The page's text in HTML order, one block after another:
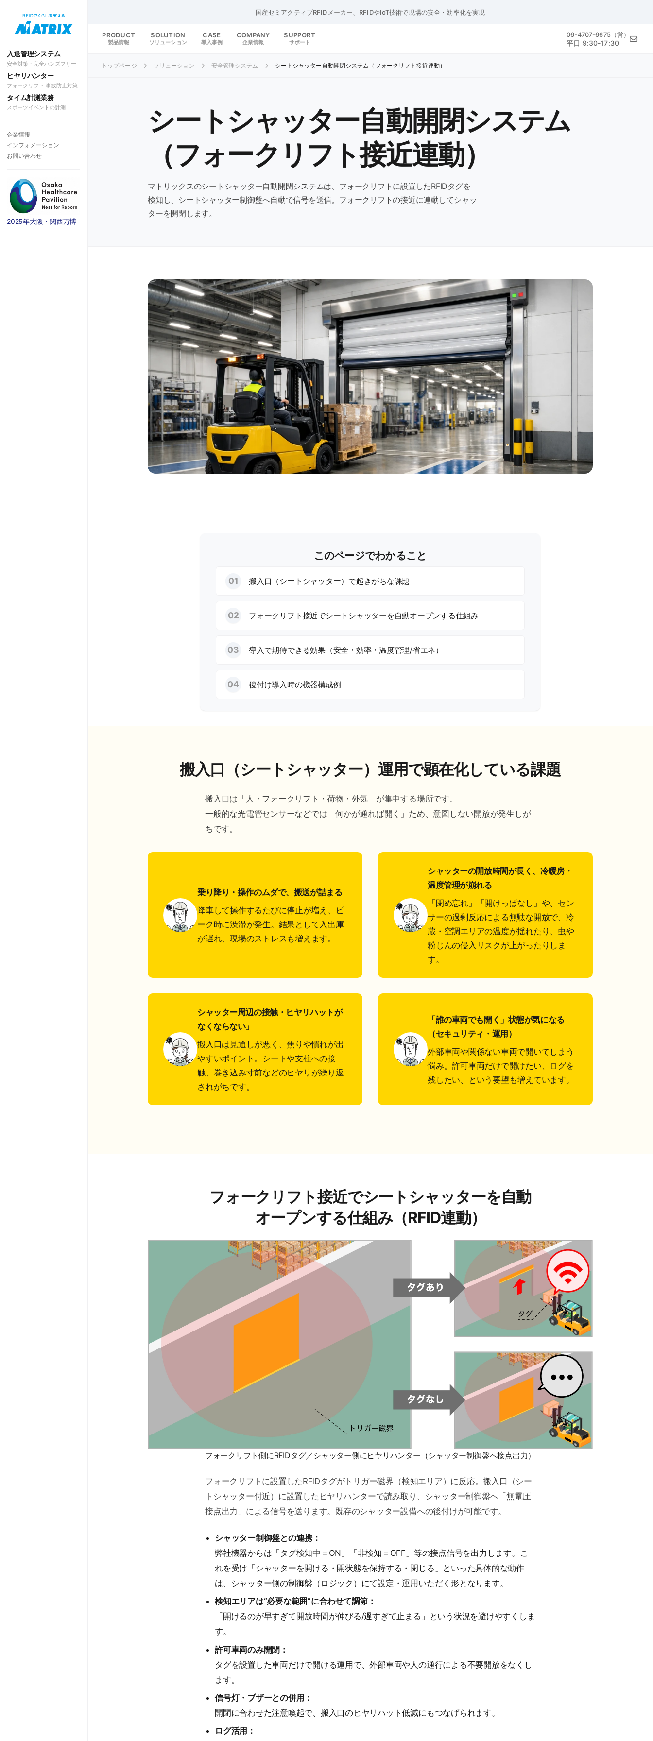
入退管理システム
安全対策・完全ハンズフリー
ヒヤリハンター
フォークリフト 事故防止対策
タイム計測業務
スポーツイベントの計測
企業情報
インフォメーション
お問い合わせ
2025年大阪・関西万博
国産セミアクティブRFIDメーカー、RFIDやIoT技術で現場の安全・効率化を実現
PRODUCT
製品情報
SOLUTION
ソリューション
CASE
導入事例
COMPANY
企業情報
SUPPORT
サポート
06-4707-6675（営）
平日 9:30-17:30
トップページ ソリューション 安全管理システム シートシャッター自動開閉システム（フォークリフト接近連動）
シートシャッター自動開閉システム
（フォークリフト接近連動）
マトリックスのシートシャッター自動開閉システムは、フォークリフトに設置したRFIDタグを
検知し、シートシャッター制御盤へ自動で信号を送信。フォークリフトの接近に連動してシャッ
ターを開閉します。
このページでわかること
搬入口（シートシャッター）で起きがちな課題
フォークリフト接近でシートシャッターを自動オープンする仕組み
導入で期待できる効果（安全・効率・温度管理/省エネ）
後付け導入時の機器構成例
搬入口（シートシャッター）運用で顕在化している課題
搬入口は「人・フォークリフト・荷物・外気」が集中する場所です。
一般的な光電管センサーなどでは「何かが通れば開く」ため、意図しない開放が発生しが
ちです。
乗り降り・操作のムダで、搬送が詰まる
降車して操作するたびに停止が増え、ピ
ーク時に渋滞が発生。結果として入出庫
が遅れ、現場のストレスも増えます。
シャッターの開放時間が長く、冷暖房・
温度管理が崩れる
「閉め忘れ」「開けっぱなし」や、セン
サーの過剰反応による無駄な開放で、冷
蔵・空調エリアの温度が揺れたり、虫や
粉じんの侵入リスクが上がったりしま
す。
シャッター周辺の接触・ヒヤリハットが
なくならない」
搬入口は見通しが悪く、焦りや慣れが出
やすいポイント。シートや支柱への接
触、巻き込み寸前などのヒヤリが繰り返
されがちです。
「誰の車両でも開く」状態が気になる
（セキュリティ・運用）
外部車両や関係ない車両で開いてしまう
悩み。許可車両だけで開けたい、ログを
残したい、という要望も増えています。
フォークリフト接近でシートシャッターを自動
オープンする仕組み（RFID連動）
フォークリフト側にRFIDタグ／シャッター側にヒヤリハンター（シャッター制御盤へ接点出力）
フォークリフトに設置したRFIDタグがトリガー磁界（検知エリア）に反応。搬入口（シー
トシャッター付近）に設置したヒヤリハンターで読み取り、シャッター制御盤へ「無電圧
接点出力」による信号を送ります。既存のシャッター設備への後付けが可能です。
シャッター制御盤との連携：
弊社機器からは「タグ検知中＝ON」「非検知＝OFF」等の接点信号を出力します。こ
れを受け「シャッターを開ける・開状態を保持する・閉じる」といった具体的な動作
は、シャッター側の制御盤（ロジック）にて設定・運用いただく形となります。
検知エリアは“必要な範囲”に合わせて調節：
「開けるのが早すぎて開放時間が伸びる/遅すぎて止まる」という状況を避けやすくしま
す。
許可車両のみ開閉：
タグを設置した車両だけで開ける運用で、外部車両や人の通行による不要開放をなくし
ます。
信号灯・ブザーとの併用：
開閉に合わせた注意喚起で、搬入口のヒヤリハット低減にもつなげられます。
ログ活用：